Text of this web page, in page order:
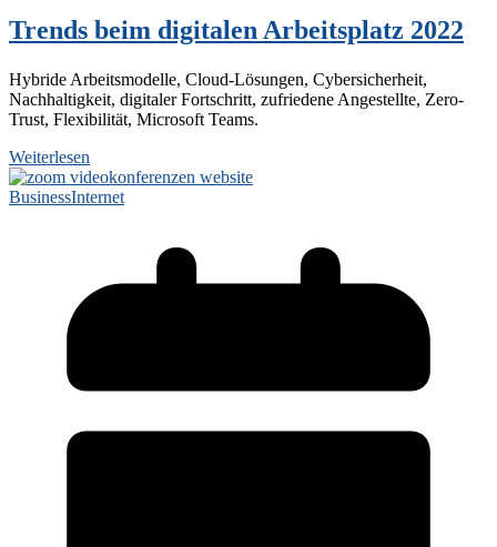
Trends beim digitalen Arbeitsplatz 2022
Hybride Arbeitsmodelle, Cloud-Lösungen, Cybersicherheit,
Nachhaltigkeit, digitaler Fortschritt, zufriedene Angestellte, Zero-
Trust, Flexibilität, Microsoft Teams.
Weiterlesen
BusinessInternet